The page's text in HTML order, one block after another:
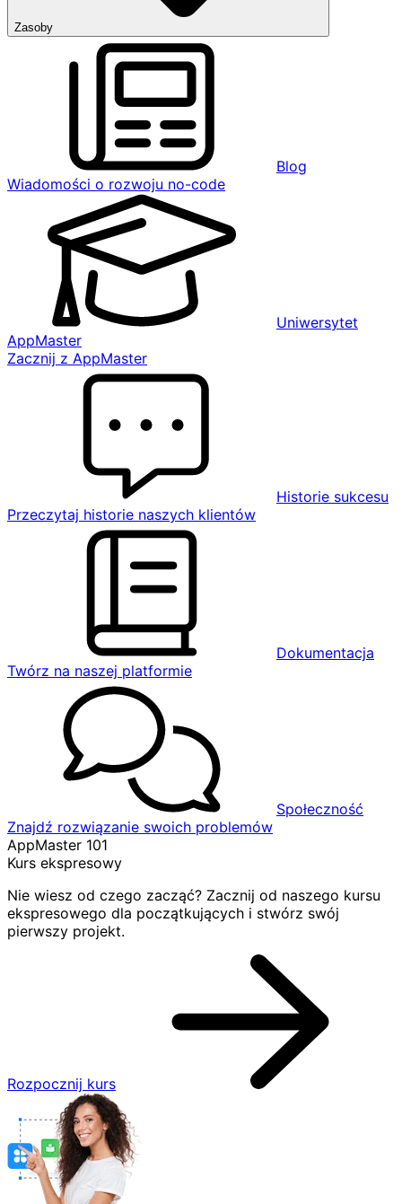
Zasoby
Blog
Wiadomości o rozwoju no-code
Uniwersytet
AppMaster
Zacznij z AppMaster
Historie sukcesu
Przeczytaj historie naszych klientów
Dokumentacja
Twórz na naszej platformie
Społeczność
Znajdź rozwiązanie swoich problemów
AppMaster 101
Kurs ekspresowy
Nie wiesz od czego zacząć? Zacznij od naszego kursu
ekspresowego dla początkujących i stwórz swój
pierwszy projekt.
Rozpocznij kurs